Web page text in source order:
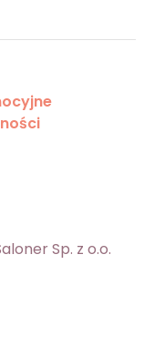
Sp. z o.o.